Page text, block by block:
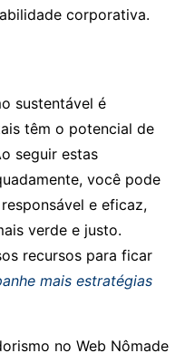
corporativa.
sustentável é
têm o potencial de
seguir estas
você pode
e eficaz,
verde e justo.
recursos para ficar
mais estratégias
no Web Nômade